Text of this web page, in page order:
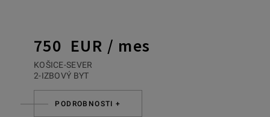
750 EUR / mes
KOŠICE-SEVER
2-IZBOVÝ BYT
PODROBNOSTI +